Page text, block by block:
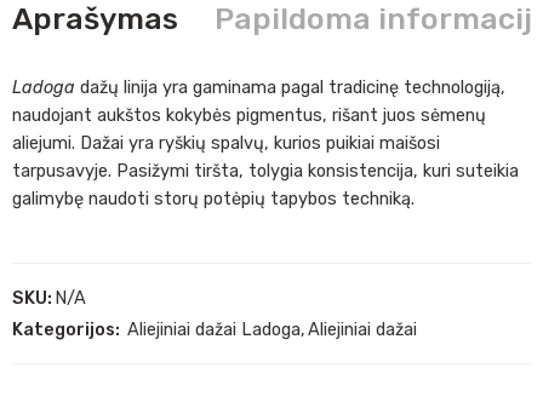
Aprašymas Papildoma
Ladoga dažų linija yra gaminama pagal tradicinę technologiją,
naudojant aukštos kokybės pigmentus, rišant juos sėmenų
aliejumi. Dažai yra ryškių spalvų, kurios puikiai maišosi
tarpusavyje. Pasižymi tiršta, tolygia konsistencija, kuri suteikia
galimybę naudoti storų potėpių tapybos techniką.
SKU: N/A
Kategorijos: Aliejiniai dažai Ladoga,Aliejiniai dažai